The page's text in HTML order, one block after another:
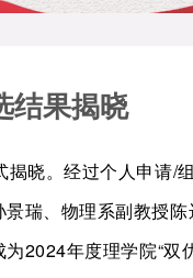
结果揭晓
晓。经过个人申请/
瑞、物理系副教授
2024年度理学院“双